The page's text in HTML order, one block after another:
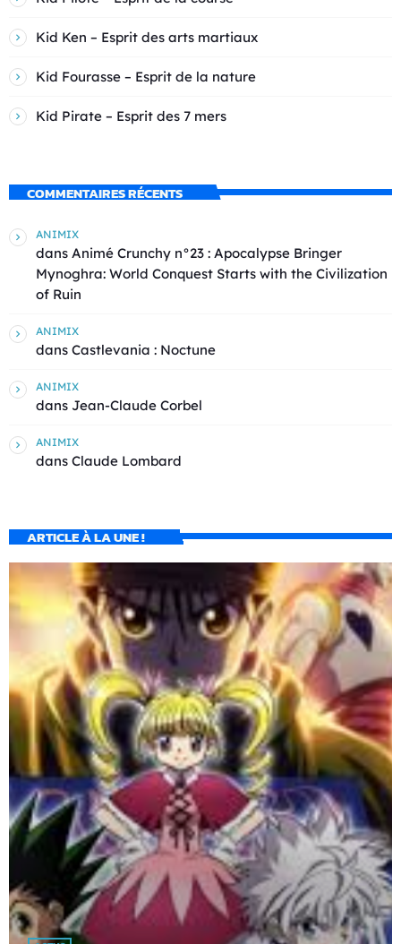
Kid Ken – Esprit des arts martiaux
Kid Fourasse – Esprit de la nature
Kid Pirate – Esprit des 7 mers
COMMENTAIRES RÉCENTS
ANIMIX
dans Animé Crunchy n°23 : Apocalypse Bringer
Mynoghra: World Conquest Starts with the Civilization
of Ruin
ANIMIX
dans Castlevania : Noctune
ANIMIX
dans Jean-Claude Corbel
ANIMIX
dans Claude Lombard
ARTICLE À LA UNE !